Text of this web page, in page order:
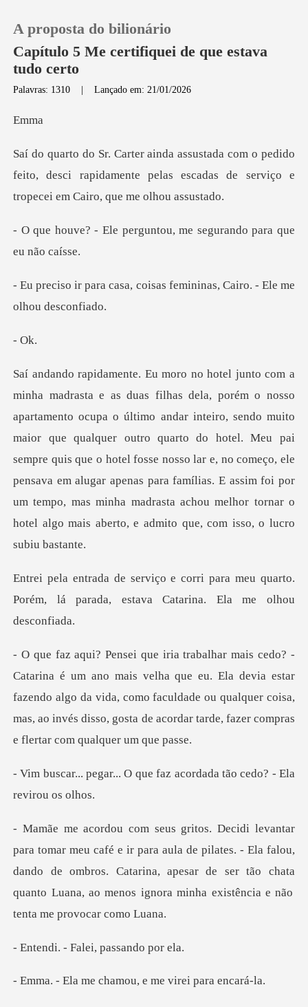
Histórico
A proposta do bilionário
Capítulo 5 Me certifiquei de que estava
tudo certo
Palavras: 1310 |Lançado em: 21/01/2026
m
pedido
feito, desci rapidamente pelas escadas de s
erguntou, me segurando
coisas femininas, Cairo.
sendo muito
maior que qualquer outro quarto do hotel. Meu pai
sempre quis que o hotel fosse nosso lar e, no começo, ele
pensava em alugar apenas par
para meu quarto.
Porém, lá parada, es
ue eu. Ela devia estar
fazendo algo da vida, como faculdade ou qualquer coisa,
mas, ao
O que faz acordada tão ce
aula de pilates. - Ela falou,
dando de ombros. Catarina, apesar de ser tão chata
Falei, pass
chamou, e me vire